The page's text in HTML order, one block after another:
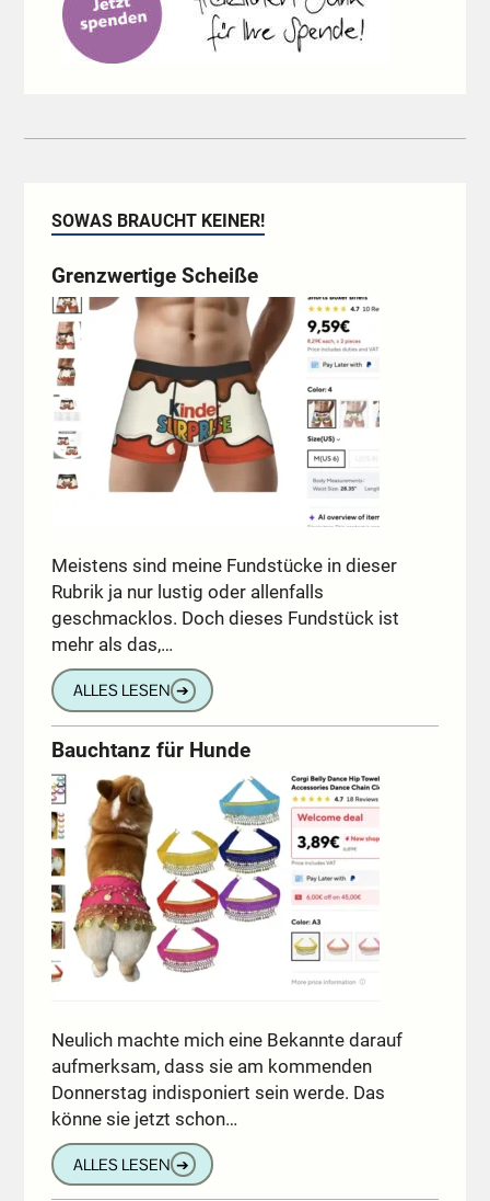
SOWAS BRAUCHT KEINER!
Grenzwertige Scheiße
Meistens sind meine Fundstücke in dieser
Rubrik ja nur lustig oder allenfalls
geschmacklos. Doch dieses Fundstück ist
mehr als das,…
ALLES LESEN ➔
Bauchtanz für Hunde
Neulich machte mich eine Bekannte darauf
aufmerksam, dass sie am kommenden
Donnerstag indisponiert sein werde. Das
könne sie jetzt schon…
ALLES LESEN ➔